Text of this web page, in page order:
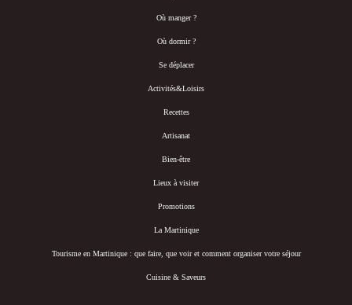
Où manger ?
Où dormir ?
Se déplacer
Activités&Loisirs
Recettes
Artisanat
Bien-être
Lieux à visiter
Promotions
La Martinique
Tourisme en Martinique : que faire, que voir et comment organiser votre séjour
Cuisine & Saveurs